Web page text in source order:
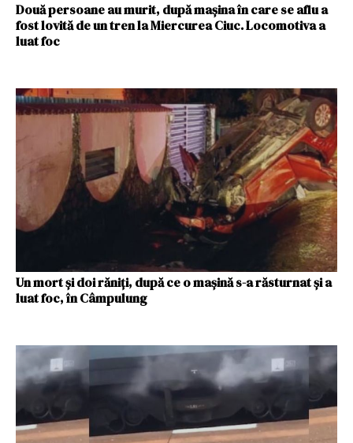
Două persoane au murit, după mașina în care se aflu a
fost lovită de un tren la Miercurea Ciuc. Locomotiva a
luat foc
Un mort și doi răniți, după ce o mașină s-a răsturnat și a
luat foc, în Câmpulung